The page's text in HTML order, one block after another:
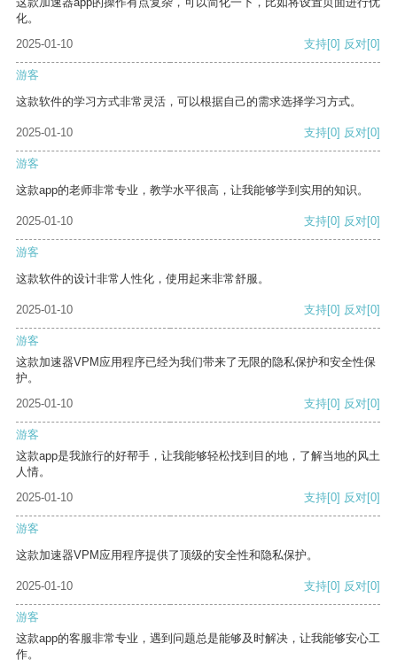
化。
2025-01-10
支持[0] 反对[0]
游客
这款软件的学习方式非常灵活，可以根据自己的需求选择学习方式。
2025-01-10 支持[0] 反对[0]
游客
这款app的老师非常专业，教学水平很高，让我能够学到实用的知识。
2025-01-10 支持[0] 反对[0]
游客
这款软件的设计非常人性化，使用起来非常舒服。
2025-01-10 支持[0] 反对[0]
游客
这款加速器VPM应用程序已经为我们带来了无限的隐私保护和安全性保
护。
2025-01-10
支持[0] 反对[0]
游客
这款app是我旅行的好帮手，让我能够轻松找到目的地，了解当地的风土
人情。
2025-01-10
支持[0] 反对[0]
游客
这款加速器VPM应用程序提供了顶级的安全性和隐私保护。
2025-01-10 支持[0] 反对[0]
游客
这款app的客服非常专业，遇到问题总是能够及时解决，让我能够安心工
作。